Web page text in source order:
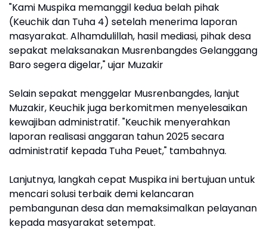
"Kami Muspika memanggil kedua belah pihak
(Keuchik dan Tuha 4) setelah menerima laporan
masyarakat. Alhamdulillah, hasil mediasi, pihak desa
sepakat melaksanakan Musrenbangdes Gelanggang
Baro segera digelar," ujar Muzakir
Selain sepakat menggelar Musrenbangdes, lanjut
Muzakir, Keuchik juga berkomitmen menyelesaikan
kewajiban administratif. "Keuchik menyerahkan
laporan realisasi anggaran tahun 2025 secara
administratif kepada Tuha Peuet," tambahnya.
Lanjutnya, langkah cepat Muspika ini bertujuan untuk
mencari solusi terbaik demi kelancaran
pembangunan desa dan memaksimalkan pelayanan
kepada masyarakat setempat.